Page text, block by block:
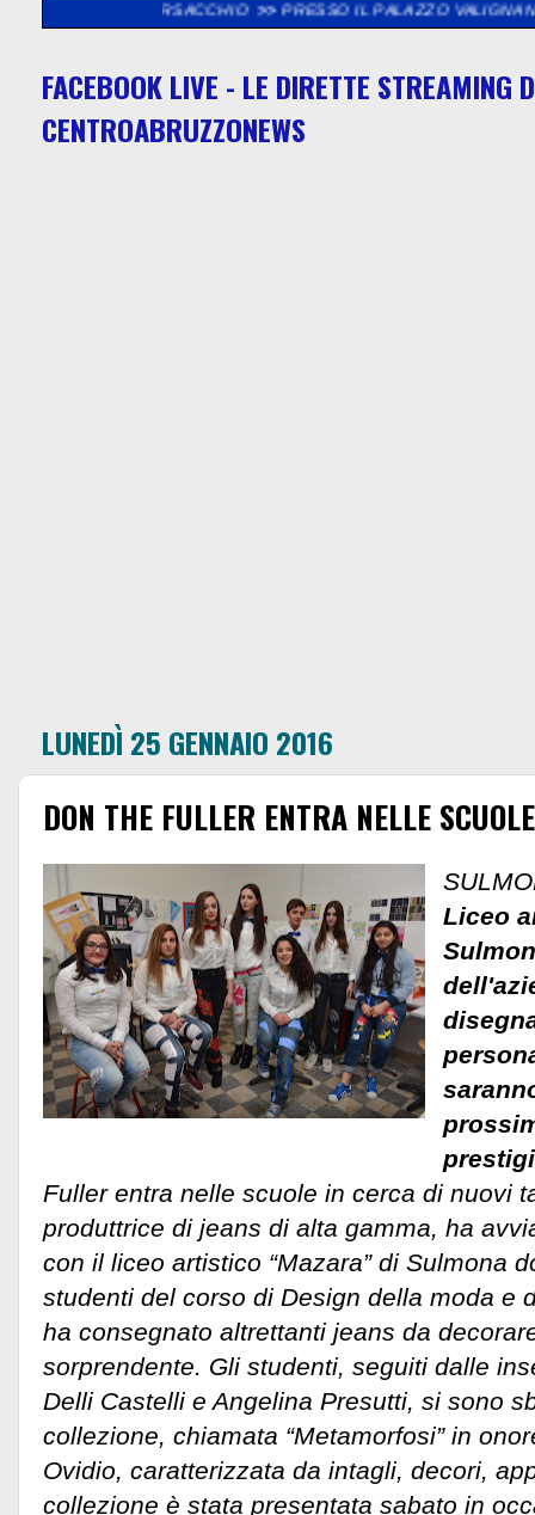
PRESSO IL PALAZZO VALIGNANI DI
FACEBOOK LIVE - LE DIRETTE STREAMING
CENTROABRUZZONEWS
LUNEDÌ 25 GENNAIO 2016
DON THE FULLER ENTRA NELLE SCUOLE
Liceo
Fuller entra nelle scuole in cerca di nuovi
produttrice di jeans di alta gamma, ha
con il liceo artistico “Mazara” di Sulmona
studenti del corso di Design della moda e
ha consegnato altrettanti jeans da
sorprendente. Gli studenti, seguiti dalle
Delli Castelli e Angelina Presutti, si sono
collezione, chiamata “Metamorfosi” in
Ovidio, caratterizzata da intagli, decori,
collezione è stata presentata sabato in